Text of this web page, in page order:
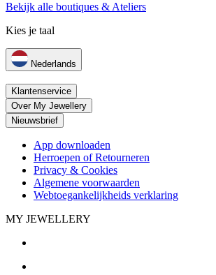
Bekijk alle boutiques & Ateliers
Kies je taal
Nederlands
Klantenservice
Over My Jewellery
Nieuwsbrief
App downloaden
Herroepen of Retourneren
Privacy & Cookies
Algemene voorwaarden
Webtoegankelijkheids verklaring
MY JEWELLERY